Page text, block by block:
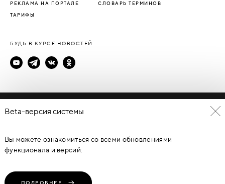
РЕКЛАМА НА ПОРТАЛЕ СЛОВАРЬ ТЕРМИНОВ
ТАРИФЫ
БУДЬ В КУРСЕ НОВОСТЕЙ
Политика конфиденциальности
© Каталог дверей - DverProf, 2021-2026Материалы сайта
являются объектами авторского права. Запрещается
копирование, распространение, любое использование
ФЕДЕРАЦИИ ОТ 09.07.93Г. №5351-1 “ОБ АВТОРСКОМ ПРАВЕ И
СМЕЖНЫХ ПРАВАХ” (с изменениями от 19 июля 1995 г., 20 июля
Beta-версия системы
Вы можете ознакомиться со всеми обновлениями
функционала и версий.
ПОДРОБНЕЕ